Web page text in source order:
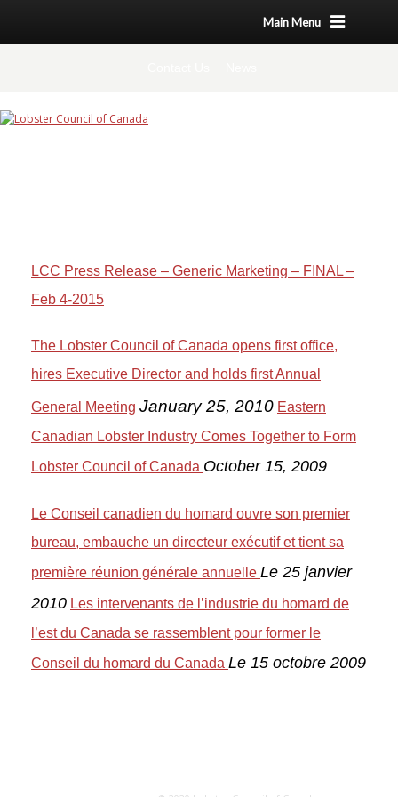
Main Menu
LCC Press Release – Generic Marketing – FINAL –
Feb 4-2015
The Lobster Council of Canada opens first office,
hires Executive Director and holds first Annual
General Meeting January 25, 2010 Eastern
Canadian Lobster Industry Comes Together to Form
Lobster Council of Canada October 15, 2009
Le Conseil canadien du homard ouvre son premier
bureau, embauche un directeur exécutif et tient sa
première réunion générale annuelle Le 25 janvier
2010 Les intervenants de l’industrie du homard de
l’est du Canada se rassemblent pour former le
Conseil du homard du Canada Le 15 octobre 2009